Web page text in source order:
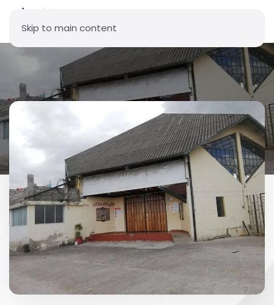
Skip to main content
Parroquia San Juan XXIII